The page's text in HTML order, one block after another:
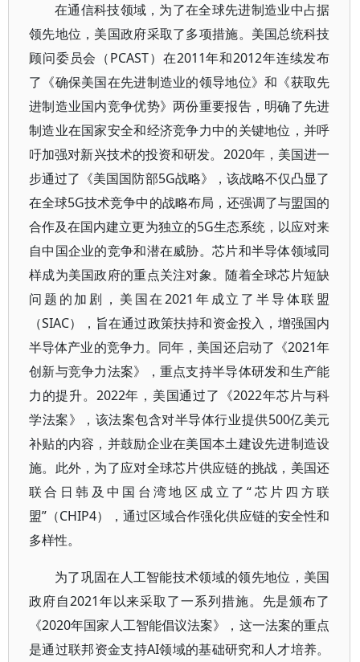
在通信科技领域，为了在全球先进制造业中占据
领先地位，美国政府采取了多项措施。美国总统科技
顾问委员会（PCAST）在2011年和2012年连续发布
了《确保美国在先进制造业的领导地位》和《获取先
进制造业国内竞争优势》两份重要报告，明确了先进
制造业在国家安全和经济竞争力中的关键地位，并呼
吁加强对新兴技术的投资和研发。2020年，美国进一
步通过了《美国国防部5G战略》，该战略不仅凸显了
在全球5G技术竞争中的战略布局，还强调了与盟国的
合作及在国内建立更为独立的5G生态系统，以应对来
自中国企业的竞争和潜在威胁。芯片和半导体领域同
样成为美国政府的重点关注对象。随着全球芯片短缺
问题的加剧，美国在2021年成立了半导体联盟
（SIAC），旨在通过政策扶持和资金投入，增强国内
半导体产业的竞争力。同年，美国还启动了《2021年
创新与竞争力法案》，重点支持半导体研发和生产能
力的提升。2022年，美国通过了《2022年芯片与科
学法案》，该法案包含对半导体行业提供500亿美元
补贴的内容，并鼓励企业在美国本土建设先进制造设
施。此外，为了应对全球芯片供应链的挑战，美国还
联合日韩及中国台湾地区成立了“芯片四方联
盟”（CHIP4），通过区域合作强化供应链的安全性和
多样性。
为了巩固在人工智能技术领域的领先地位，美国
政府自2021年以来采取了一系列措施。先是颁布了
《2020年国家人工智能倡议法案》，这一法案的重点
是通过联邦资金支持AI领域的基础研究和人才培养。